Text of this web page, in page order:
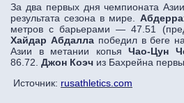
За два первых дня чемпионата
результата сезона в мире.
метров с барьерами — 47.51
Хайдар Абдаллапобедил в беге
Азии в метании копьяЧао-Цун
86.72. Джон Коэч из Бахрейна
Источник: rusathletics.com